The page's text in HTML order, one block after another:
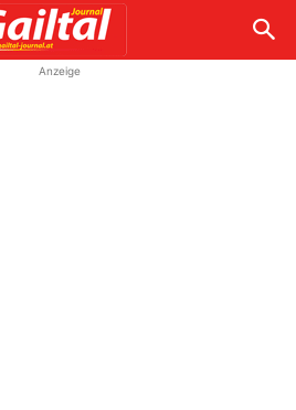
Anzeige